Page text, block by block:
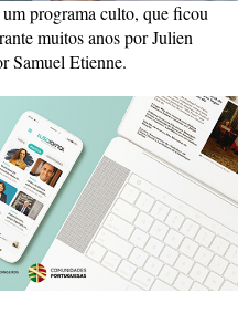
programa culto, que ficou
muitos anos por Julien
Samuel Etienne.